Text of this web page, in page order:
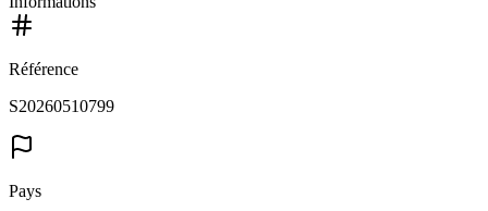
Référence
S20260510799
Pays